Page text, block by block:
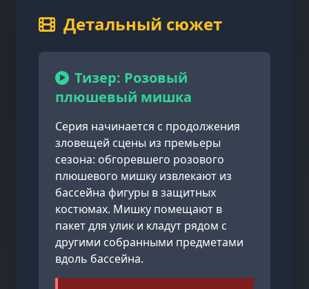
Детальный сюжет
Тизер: Розовый
плюшевый мишка
Серия начинается с продолжения
зловещей сцены из премьеры
сезона: обгоревшего розового
плюшевого мишку извлекают из
бассейна фигуры в защитных
костюмах. Мишку помещают в
пакет для улик и кладут рядом с
другими собранными предметами
вдоль бассейна.